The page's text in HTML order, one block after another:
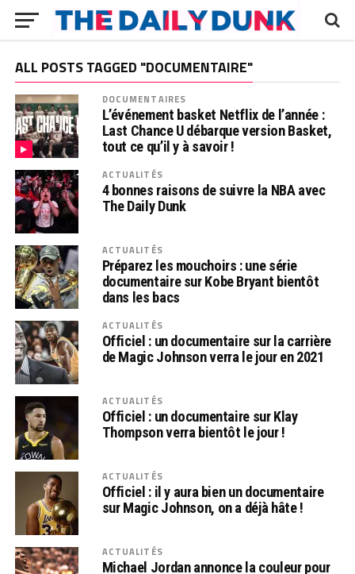
ALL POSTS TAGGED "DOCUMENTAIRE"
DOCUMENTAIRES
L’événement basket Netflix de l’année :
Last Chance U débarque version Basket,
tout ce qu’il y à savoir !
ACTUALITÉS
4 bonnes raisons de suivre la NBA avec
The Daily Dunk
ACTUALITÉS
Préparez les mouchoirs : une série
documentaire sur Kobe Bryant bientôt
dans les bacs
ACTUALITÉS
Officiel : un documentaire sur la carrière
de Magic Johnson verra le jour en 2021
ACTUALITÉS
Officiel : un documentaire sur Klay
Thompson verra bientôt le jour !
ACTUALITÉS
Officiel : il y aura bien un documentaire
sur Magic Johnson, on a déjà hâte !
ACTUALITÉS
Michael Jordan annonce la couleur pour